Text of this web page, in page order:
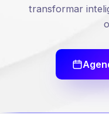
transformar